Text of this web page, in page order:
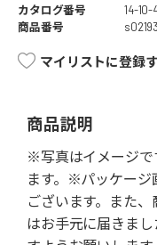
カタログ番号
14-10-
商品番号
マイリストに登録
商品説明
※写真はイメージで
ます。※パッケージ
ございます。また
はお手元に届きま